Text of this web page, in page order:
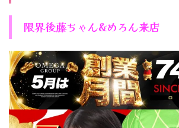
限界後藤ちゃん&めろん来店